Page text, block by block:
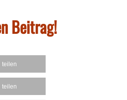
Beitrag!
teilen
teilen